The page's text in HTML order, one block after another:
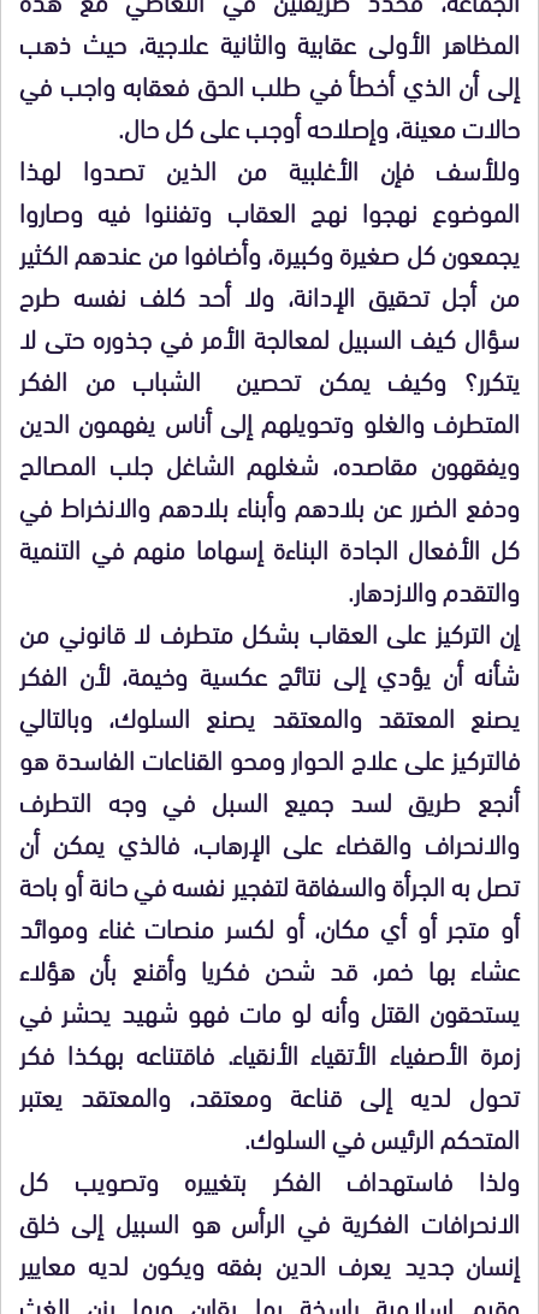
المظاهر الأولى عقابية والثانية علاجية، حيث ذهب
إلى أن الذي أخطأ في طلب الحق فعقابه واجب في
حالات معينة، وإصلاحه أوجب على كل حال.
وللأسف فإن الأغلبية من الذين تصدوا لهذا
الموضوع نهجوا نهج العقاب وتفننوا فيه وصاروا
يجمعون كل صغيرة وكبيرة، وأضافوا من عندهم الكثير
من أجل تحقيق الإدانة، ولا أحد كلف نفسه طرح
سؤال كيف السبيل لمعالجة الأمر في جذوره حتى لا
يتكرر؟ وكيف يمكن تحصين الشباب من الفكر
المتطرف والغلو وتحويلهم إلى أناس يفهمون الدين
ويفقهون مقاصده، شغلهم الشاغل جلب المصالح
ودفع الضرر عن بلادهم وأبناء بلادهم والانخراط في
كل الأفعال الجادة البناءة إسهاما منهم في التنمية
والتقدم والازدهار.
إن التركيز على العقاب بشكل متطرف لا قانوني من
شأنه أن يؤدي إلى نتائج عكسية وخيمة، لأن الفكر
يصنع المعتقد والمعتقد يصنع السلوك، وبالتالي
فالتركيز على علاج الحوار ومحو القناعات الفاسدة هو
أنجع طريق لسد جميع السبل في وجه التطرف
والانحراف والقضاء على الإرهاب، فالذي يمكن أن
تصل به الجرأة والسفاقة لتفجير نفسه في حانة أو باحة
أو متجر أو أي مكان، أو لكسر منصات غناء وموائد
عشاء بها خمر، قد شحن فكريا وأقنع بأن هؤلاء
يستحقون القتل وأنه لو مات فهو شهيد يحشر في
زمرة الأصفياء الأتقياء الأنقياء. فاقتناعه بهكذا فكر
تحول لديه إلى قناعة ومعتقد، والمعتقد يعتبر
المتحكم الرئيس في السلوك.
ولذا فاستهداف الفكر بتغييره وتصويب كل
الانحرافات الفكرية في الرأس هو السبيل إلى خلق
إنسان جديد يعرف الدين بفقه ويكون لديه معايير